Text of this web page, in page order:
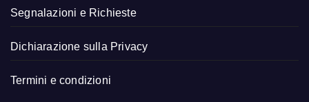
Segnalazioni e Richieste
Dichiarazione sulla Privacy
Termini e condizioni